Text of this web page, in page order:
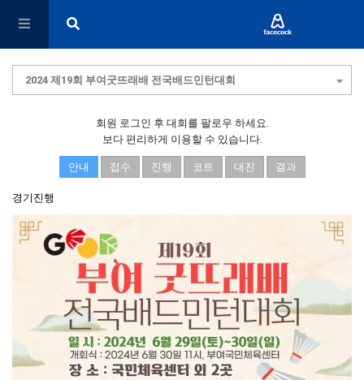
2024 제19회 부여굿뜨래배 전국배드민턴대회
회원 로그인 후 대회를 팔로우 하세요.
보다 편리하게 이용할 수 있습니다.
안내 접수 진행 코트 대진 결과
경기진행